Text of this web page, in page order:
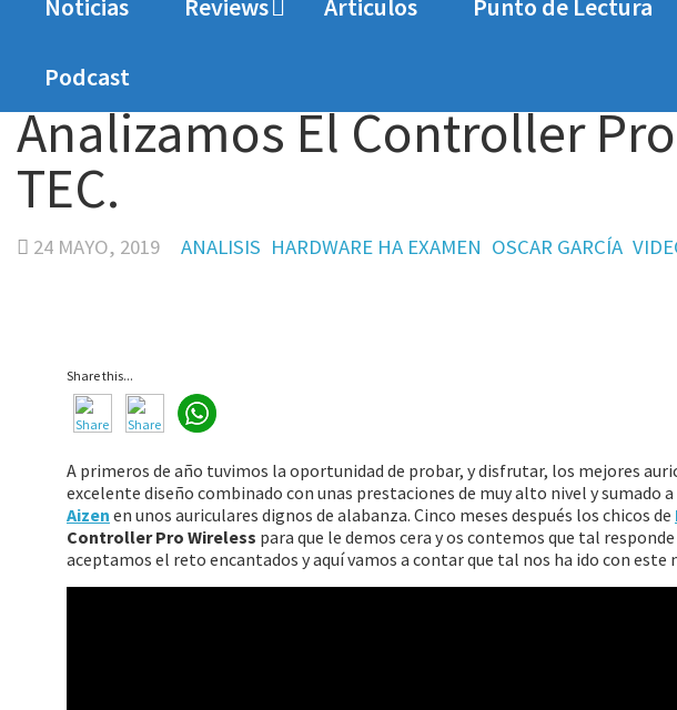
Noticias Reviews Articulos Punto de Lectura
Podcast
Analizamos El Controller
TEC.
24 MAYO, 2019 ANALISIS HARDWARE HA EXAMEN OSCAR GARCÍA
Share this...
A primeros de año tuvimos la oportunidad de probar, y disfrutar, los mejores
excelente diseño combinado con unas prestaciones de muy alto nivel y sumado
Aizen en unos auriculares dignos de alabanza. Cinco meses después los chicos de
Controller Pro Wireless para que le demos cera y os contemos que tal
aceptamos el reto encantados y aquí vamos a contar que tal nos ha ido con este